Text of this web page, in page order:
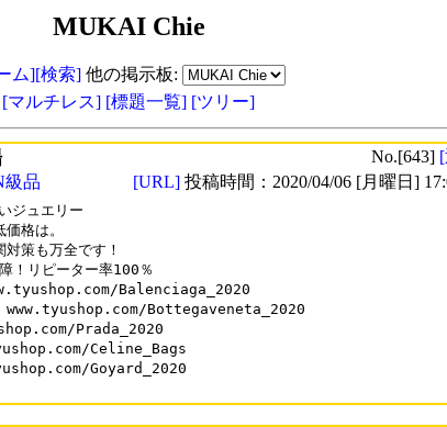
MUKAI Chie
ム][検索] 他の掲示板:
[マルチレス] [標題一覧] [ツリー]
No.[643]
級品 [URL] 投稿時間：2020/04/06 [月曜日]
ジュエリー
格は。
策も万全です！
！リピーター率100％
Balenciaga_2020
www.tyushop.com/Bottegaveneta_2020
Prada_2020
Celine_Bags
Goyard_2020